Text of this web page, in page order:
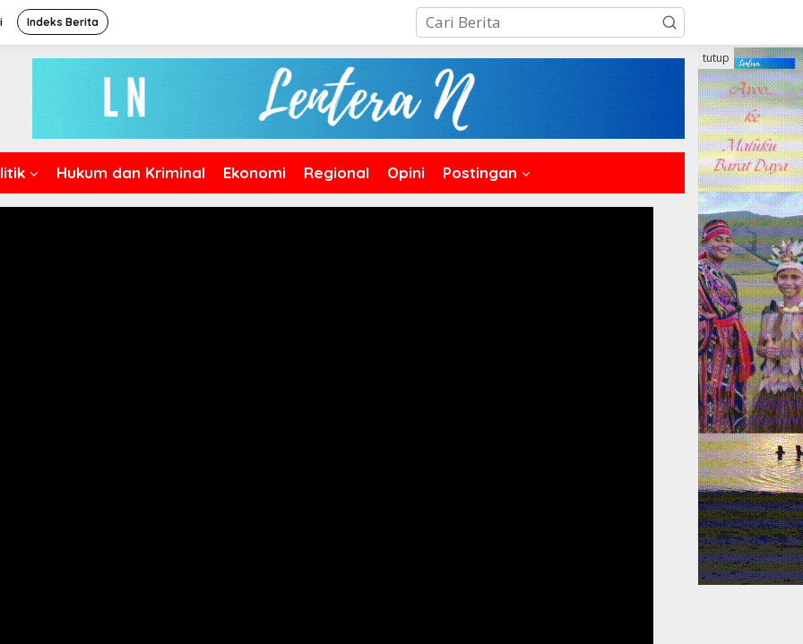
Indeks Berita
Hukum dan Kriminal Ekonomi Regional Opini Postingan
tutup